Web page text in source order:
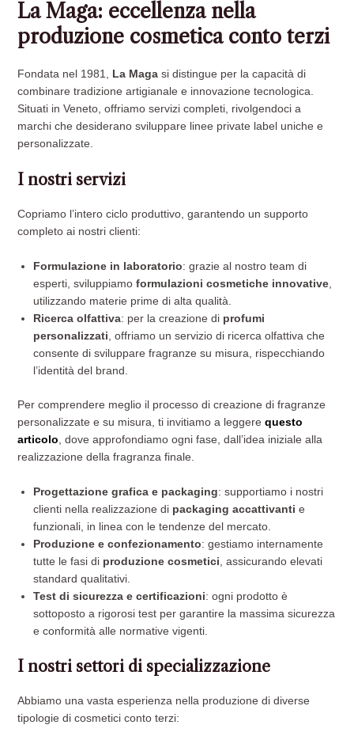
La Maga: eccellenza nella
produzione cosmetica conto terzi
Fondata nel 1981, La Maga si distingue per la capacità di
combinare tradizione artigianale e innovazione tecnologica.
Situati in Veneto, offriamo servizi completi, rivolgendoci a
marchi che desiderano sviluppare linee private label uniche e
personalizzate.
I nostri servizi
Copriamo l’intero ciclo produttivo, garantendo un supporto
completo ai nostri clienti:
Formulazione in laboratorio: grazie al nostro team di
esperti, sviluppiamoformulazioni cosmetiche innovative,
utilizzando materie prime di alta qualità.
Ricerca olfattiva: per la creazione di profumi
personalizzati, offriamo un servizio di ricerca olfattiva che
consente di sviluppare fragranze su misura, rispecchiando
l’identità del brand.
Per comprendere meglio il processo di creazione di fragranze
personalizzate e su misura, ti invitiamo a leggere questo
articolo , dove approfondiamo ogni fase, dall’idea iniziale alla
realizzazione della fragranza finale.
Progettazione grafica e packaging: supportiamo i nostri
clienti nella realizzazione di packaging accattivanti e
funzionali, in linea con le tendenze del mercato.
Produzione e confezionamento: gestiamo internamente
tutte le fasi di produzione cosmetici , assicurando elevati
standard qualitativi.
Test di sicurezza e certificazioni: ogni prodotto è
sottoposto a rigorosi test per garantire la massima sicurezza
e conformità alle normative vigenti.
I nostri settori di specializzazione
Abbiamo una vasta esperienza nella produzione di diverse
tipologie di cosmetici conto terzi: